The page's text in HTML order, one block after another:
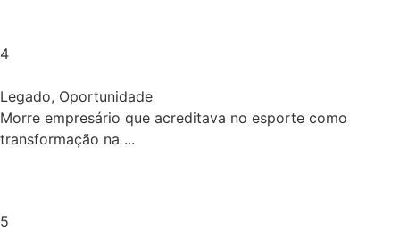
4
Legado, Oportunidade
Morre empresário que acreditava no esporte como
transformação na ...
5